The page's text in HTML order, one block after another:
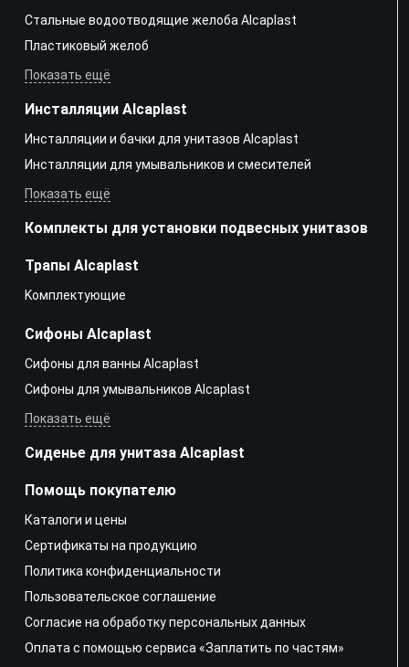
Стальные водоотводящие желоба Alcaplast
Пластиковый желоб
Показать ещё
Инсталляции Alcaplast
Инсталляции и бачки для унитазов Alcaplast
Инсталляции для умывальников и смесителей
Показать ещё
Комплекты для установки подвесных унитазов
Трапы Alcaplast
Kомплектующие
Сифоны Alcaplast
Сифоны для ванны Alcaplast
Сифоны для умывальников Alcaplast
Показать ещё
Сиденье для унитаза Alcaplast
Помощь покупателю
Каталоги и цены
Сертификаты на продукцию
Политика конфиденциальности
Пользовательское соглашение
Согласие на обработку персональных данных
Оплата с помощью сервиса «Заплатить по частям»